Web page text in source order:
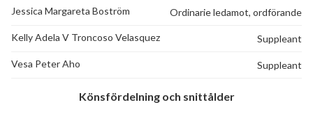
Jessica Margareta Boström Ordinarie ledamot, ordförande
Kelly Adela V Troncoso Velasquez Suppleant
Vesa Peter Aho Suppleant
Könsfördelning och snittålder